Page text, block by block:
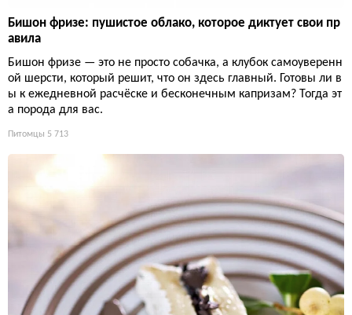
Бишон фризе: пушистое облако, которое диктует свои пр
авила
Бишон фризе — это не просто собачка, а клубок самоуверенн
ой шерсти, который решит, что он здесь главный. Готовы ли в
ы к ежедневной расчёске и бесконечным капризам? Тогда эт
а порода для вас.
Питомцы 5 713